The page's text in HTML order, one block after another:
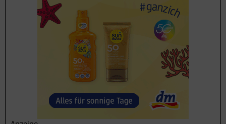
Diese Phase liegt vor der Freisetzung der Eizelle,
überschneidet sich also mit der Menstruation und
dauert bis zu 16 Tage. Die vermehrte Produktion des
FSH sowie des Geschlechtshormons Östrogen führt
dazu, dass sich viele Frauen nach Ende der Periode
wieder besser fühlen.
Tipps für diese Zyklusphase:
Mit magnesiumhaltigen Nahrungsmitteln wie etwa